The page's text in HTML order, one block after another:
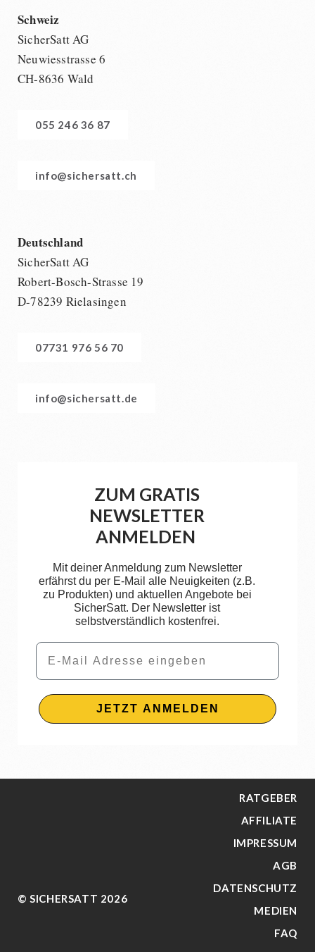
Schweiz
SicherSatt AG
Neuwiesstrasse 6
CH-8636 Wald
055 246 36 87
info@sichersatt.ch
Deutschland
SicherSatt AG
Robert-Bosch-Strasse 19
D-78239 Rielasingen
07731 976 56 70
info@sichersatt.de
ZUM GRATIS
NEWSLETTER
ANMELDEN
Mit deiner Anmeldung zum Newsletter
erfährst du per E-Mail alle Neuigkeiten (z.B.
zu Produkten) und aktuellen Angebote bei
SicherSatt. Der Newsletter ist
selbstverständlich kostenfrei.
Email
JETZT ANMELDEN
© SICHERSATT 2026
RATGEBER
AFFILIATE
IMPRESSUM
AGB
DATENSCHUTZ
MEDIEN
FAQ